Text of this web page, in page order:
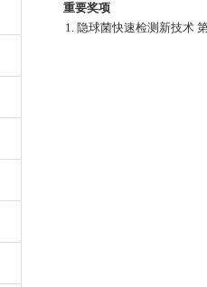
重要奖项
1. 隐球菌快速检测新技术